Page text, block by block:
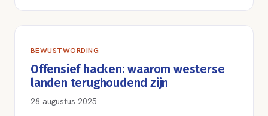
BEWUSTWORDING
Offensief hacken: waarom westerse
landen terughoudend zijn
28 augustus 2025